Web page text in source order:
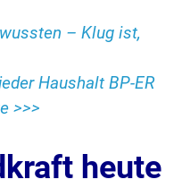
– Klug ist,
Haushalt BP-ER
>>>
heute